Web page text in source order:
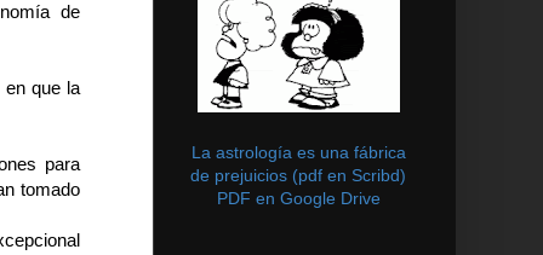
de
en que la
para
tomado
La astrología es una fábrica
de prejuicios (pdf en Scribd)
PDF en Google Drive